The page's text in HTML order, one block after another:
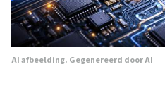
AI afbeelding. Gegenereerd door AI